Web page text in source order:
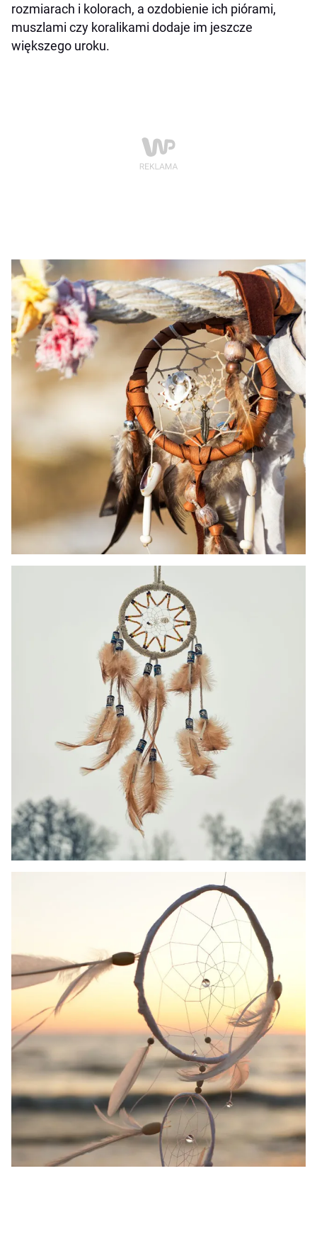
rozmiarach i kolorach, a ozdobienie ich piórami,
muszlami czy koralikami dodaje im jeszcze
większego uroku.